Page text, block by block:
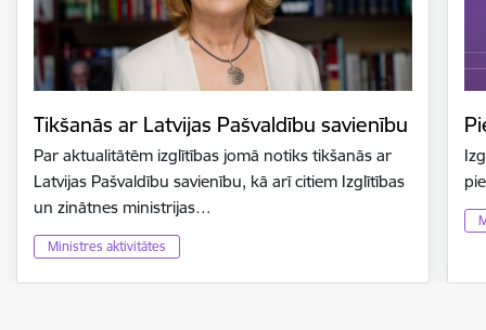
Tikšanās ar Latvijas Pašvaldību savienību
Par aktualitātēm izglītības jomā notiks tikšanās ar
Latvijas Pašvaldību savienību, kā arī citiem Izglītības
un zinātnes ministrijas…
Ministres aktivitātes